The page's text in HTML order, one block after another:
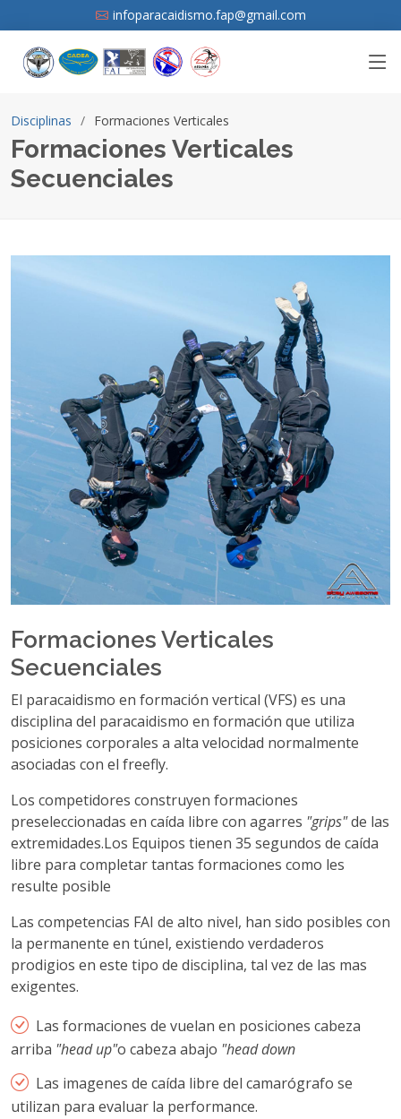
infoparacaidismo.fap@gmail.com
Disciplinas Formaciones Verticales
Formaciones Verticales
Secuenciales
Formaciones Verticales
Secuenciales
El paracaidismo en formación vertical (VFS) es una
disciplina del paracaidismo en formación que utiliza
posiciones corporales a alta velocidad normalmente
asociadas con el freefly.
Los competidores construyen formaciones
preseleccionadas en caída libre con agarres "grips"de las
extremidades.Los Equipos tienen 35 segundos de caída
libre para completar tantas formaciones como les
resulte posible
Las competencias FAI de alto nivel, han sido posibles con
la permanente en túnel, existiendo verdaderos
prodigios en este tipo de disciplina, tal vez de las mas
exigentes.
Las formaciones de vuelan en posiciones cabeza
arriba "head up"o cabeza abajo "head down
Las imagenes de caída libre del camarógrafo se
utilizan para evaluar la performance.